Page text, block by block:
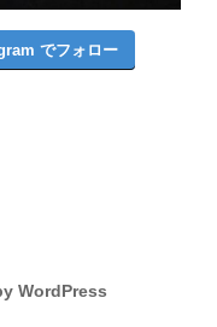
でフォロー
WordPress